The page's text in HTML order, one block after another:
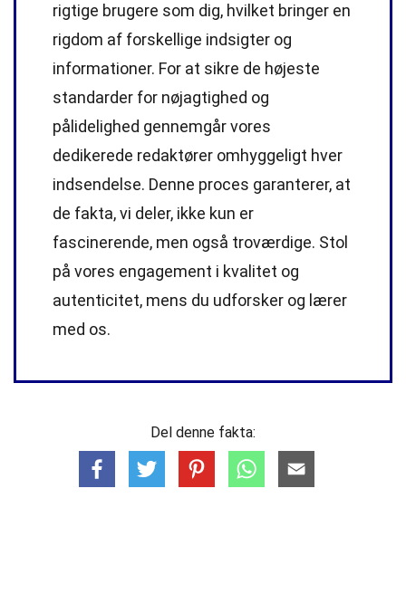
rigtige brugere som dig, hvilket bringer en
rigdom af forskellige indsigter og
informationer. For at sikre de højeste
standarder for nøjagtighed og
pålidelighed gennemgår vores
dedikerede redaktører omhyggeligt hver
indsendelse. Denne proces garanterer, at
de fakta, vi deler, ikke kun er
fascinerende, men også troværdige. Stol
på vores engagement i kvalitet og
autenticitet, mens du udforsker og lærer
med os.
Del denne fakta: